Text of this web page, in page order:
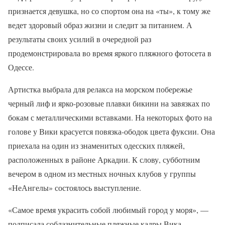
признается девушка, но со спортом она на «ты», к тому же
ведет здоровый образ жизни и следит за питанием. А
результаты своих усилий в очередной раз
продемонстрировала во время яркого пляжного фотосета в
Одессе.
Артистка выбрала для релакса на морском побережье
черный лиф и ярко-розовые плавки бикини на завязках по
бокам с металлическими вставками. На некоторых фото на
голове у Вики красуется повязка-ободок цвета фуксии. Она
приехала на один из знаменитых одесских пляжей,
расположенных в районе Аркадии. К слову, субботним
вечером в одном из местных ночных клубов у группы
«НеАнгелы» состоялось выступление.
«Самое время украсить собой любимый город у моря», —